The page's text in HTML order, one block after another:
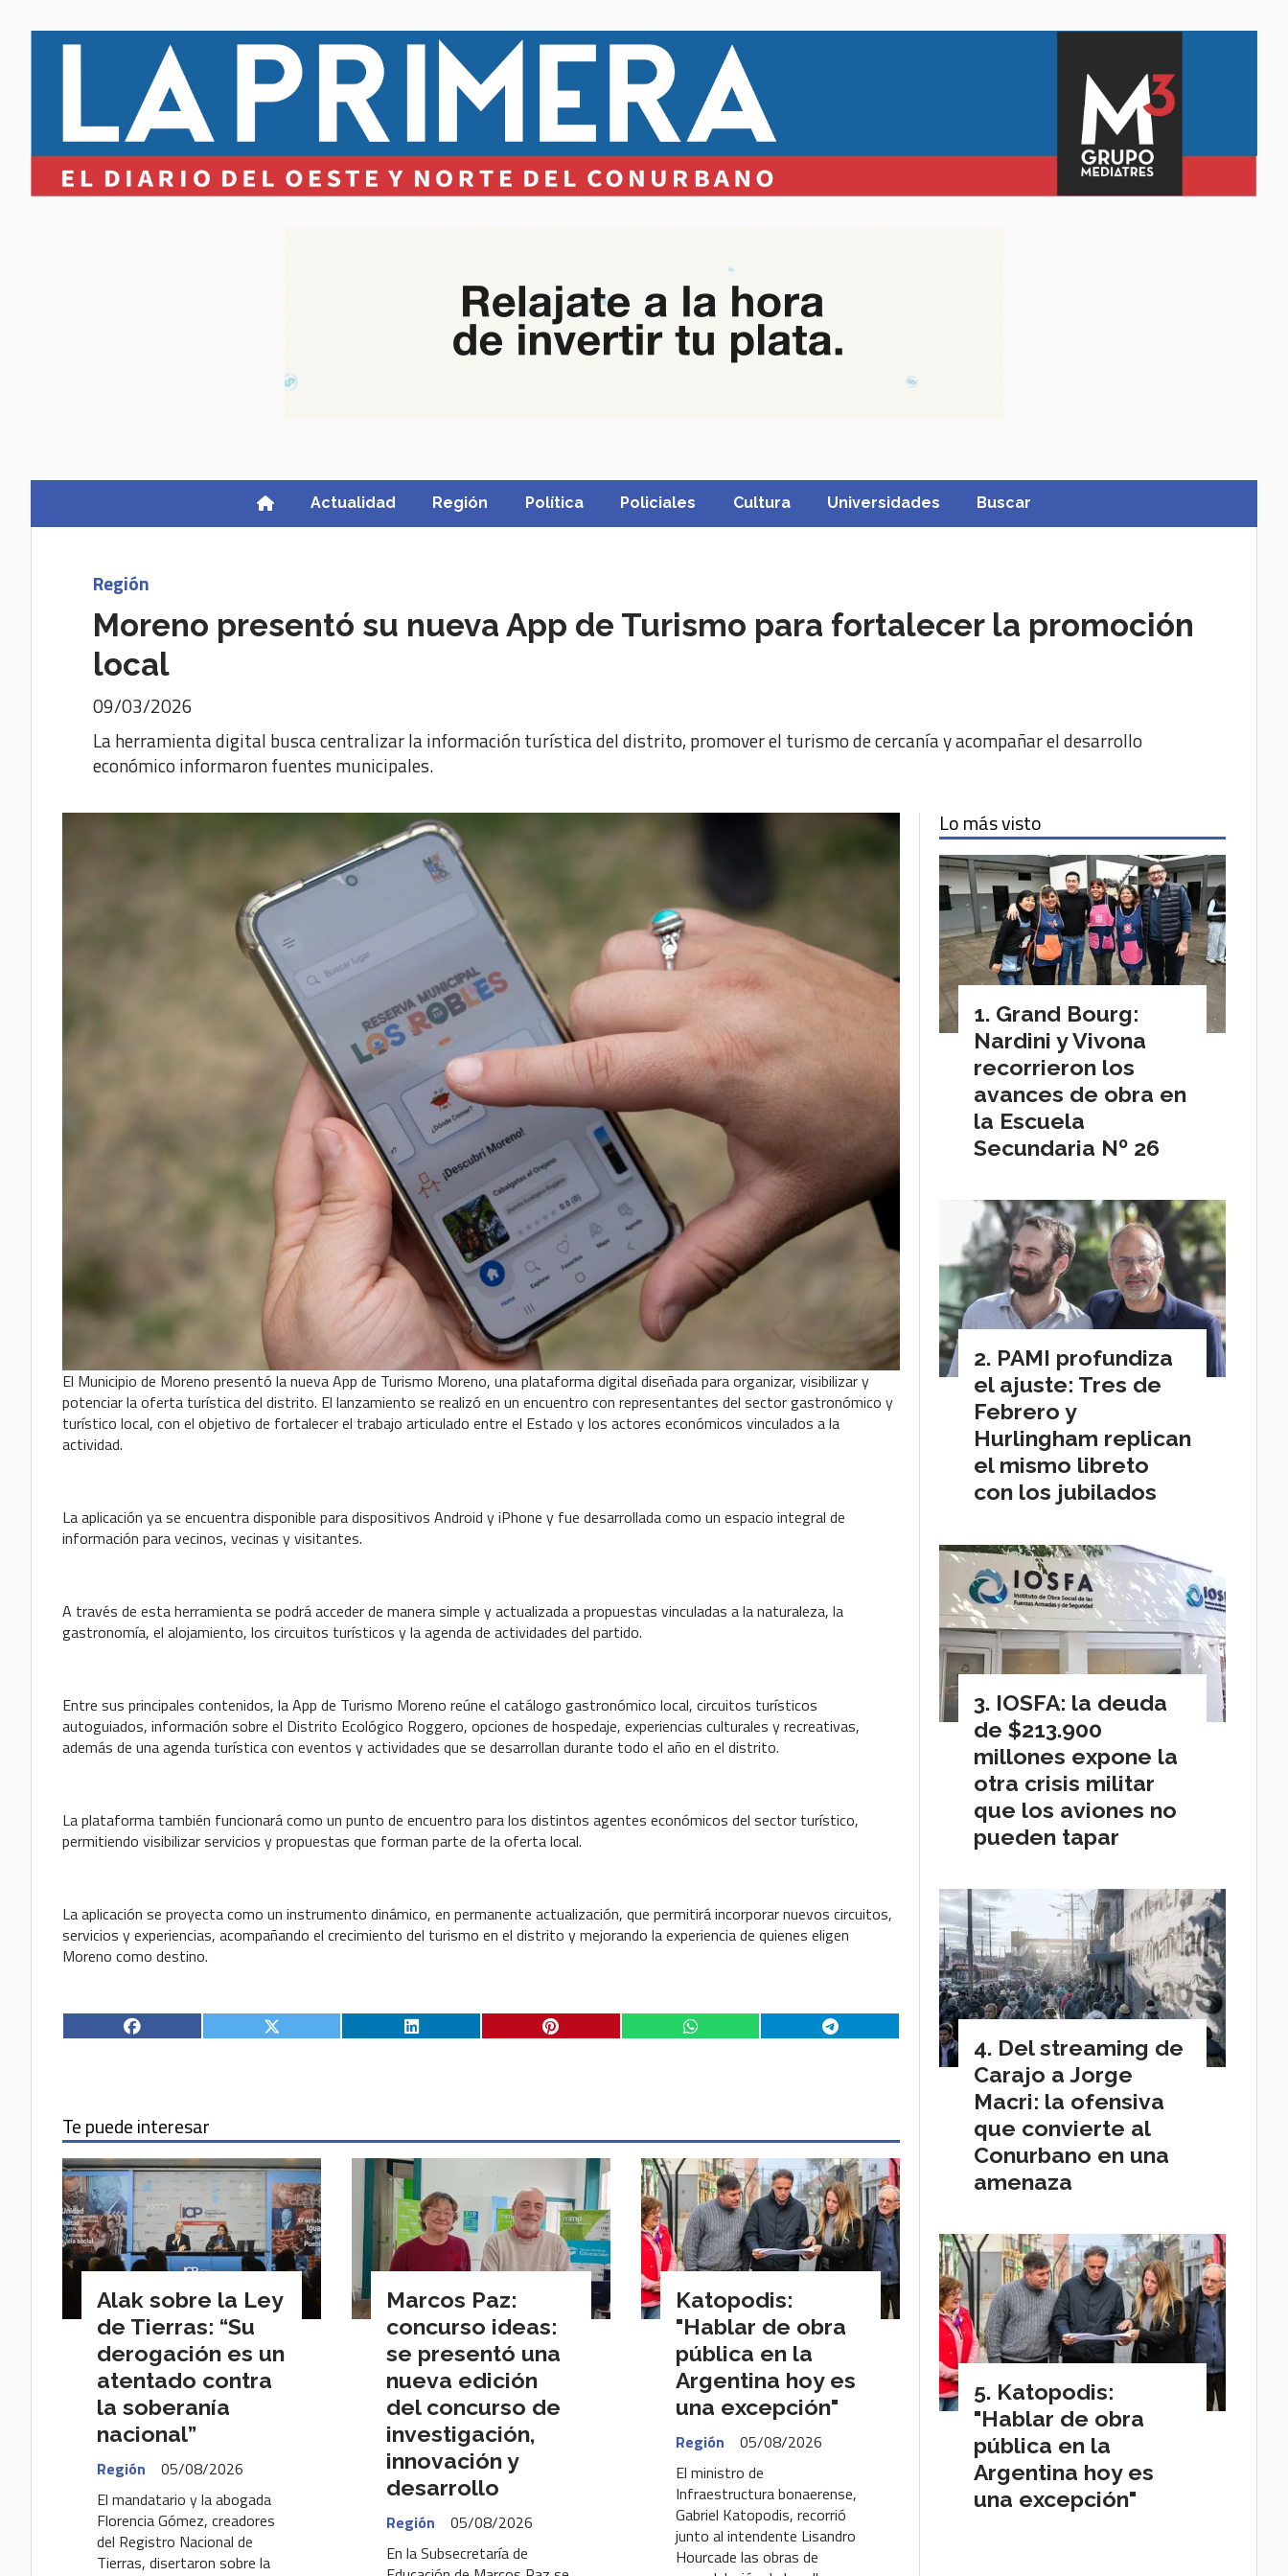
Actualidad Región Política Policiales Cultura Universidades Buscar
Moreno presentó su nueva App de Turismo para fortalecer la promoción
local
La herramienta digital busca centralizar la información turística del distrito, promover el turismo de cercanía y acompañar el desarrollo
económico informaron fuentes municipales.
Región
09/03/2026
El Municipio de Moreno presentó la nueva App de Turismo Moreno, una plataforma digital diseñada para organizar, visibilizar y
potenciar la oferta turística del distrito. El lanzamiento se realizó en un encuentro con representantes del sector gastronómico y
turístico local, con el objetivo de fortalecer el trabajo articulado entre el Estado y los actores económicos vinculados a la
actividad.
La aplicación ya se encuentra disponible para dispositivos Android y iPhone y fue desarrollada como un espacio integral de
información para vecinos, vecinas y visitantes.
A través de esta herramienta se podrá acceder de manera simple y actualizada a propuestas vinculadas a la naturaleza, la
gastronomía, el alojamiento, los circuitos turísticos y la agenda de actividades del partido.
Entre sus principales contenidos, la App de Turismo Moreno reúne el catálogo gastronómico local, circuitos turísticos
autoguiados, información sobre el Distrito Ecológico Roggero, opciones de hospedaje, experiencias culturales y recreativas,
además de una agenda turística con eventos y actividades que se desarrollan durante todo el año en el distrito.
La plataforma también funcionará como un punto de encuentro para los distintos agentes económicos del sector turístico,
permitiendo visibilizar servicios y propuestas que forman parte de la oferta local.
La aplicación se proyecta como un instrumento dinámico, en permanente actualización, que permitirá incorporar nuevos circuitos,
servicios y experiencias, acompañando el crecimiento del turismo en el distrito y mejorando la experiencia de quienes eligen
Moreno como destino.
Te puede interesar
Alak sobre la Ley
de Tierras: “Su
derogación es un
atentado contra
la soberanía
nacional”
Región
05/08/2026
El mandatario y la abogada
Florencia Gómez, creadores
del Registro Nacional de
Tierras, disertaron sobre la
Marcos Paz:
concurso ideas:
se presentó una
nueva edición
del concurso de
investigación,
innovación y
desarrollo
Región
05/08/2026
En la Subsecretaría de
Katopodis:
"Hablar de obra
pública en la
Argentina hoy es
una excepción"
Región
05/08/2026
El ministro de
Infraestructura bonaerense,
Gabriel Katopodis, recorrió
junto al intendente Lisandro
Hourcade las obras de
Lo más visto
Grand Bourg:
Nardini y Vivona
recorrieron los
avances de obra en
la Escuela
Secundaria Nº 26
PAMI profundiza
el ajuste: Tres de
Febrero y
Hurlingham replican
el mismo libreto
con los jubilados
IOSFA: la deuda
de $213.900
millones expone la
otra crisis militar
que los aviones no
pueden tapar
Del streaming de
Carajo a Jorge
Macri: la ofensiva
que convierte al
Conurbano en una
amenaza
Katopodis:
"Hablar de obra
pública en la
Argentina hoy es
una excepción"